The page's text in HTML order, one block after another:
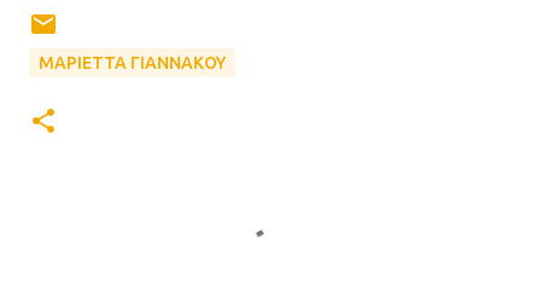
ΜΑΡΙΕΤΤΑ ΓΙΑΝΝΑΚΟΥ